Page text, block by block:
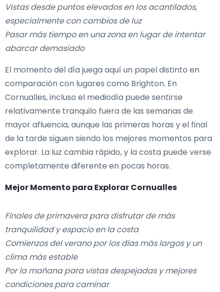
Vistas desde puntos elevados en los acantilados,
especialmente con cambios de luz
Pasar más tiempo en una zona en lugar de intentar
abarcar demasiado
El momento del día juega aquí un papel distinto en
comparación con lugares como Brighton. En
Cornualles, incluso el mediodía puede sentirse
relativamente tranquilo fuera de las semanas de
mayor afluencia, aunque las primeras horas y el final
de la tarde siguen siendo los mejores momentos para
explorar. La luz cambia rápido, y la costa puede verse
completamente diferente en pocas horas.
Mejor Momento para Explorar Cornualles
Finales de primavera para disfrutar de más
tranquilidad y espacio en la costa
Comienzos del verano por los días más largos y un
clima más estable
Por la mañana para vistas despejadas y mejores
condiciones para caminar